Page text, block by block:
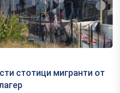
стотици мигранти от